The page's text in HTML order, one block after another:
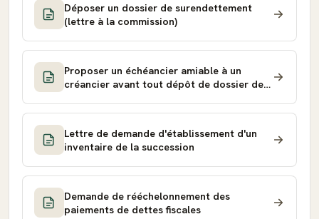
Déposer un dossier de surendettement
(lettre à la commission)
Proposer un échéancier amiable à un
créancier avant tout dépôt de dossier de
Lettre de demande d'établissement d'un
inventaire de la succession
Demande de rééchelonnement des
paiements de dettes fiscales